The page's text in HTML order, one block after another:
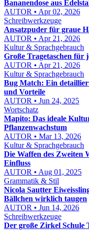
Bananendose aus
AUTOR • Apr 02, 2026
Schreibwerkzeuge
Ansatzpuder für graue
AUTOR • Apr 21, 2026
Kultur & Sprachgebrauch
Große Tragetaschen für
AUTOR • Apr 21, 2026
Kultur & Sprachgebrauch
Bug Match: Ein
und Vorteile
AUTOR • Jun 24, 2025
Wortschatz
Mapito: Das ideale
Pflanzenwachstum
AUTOR • Mar 13, 2026
Kultur & Sprachgebrauch
Die Waffen des Zweiten
Einfluss
AUTOR • Aug 01, 2025
Grammatik & Stil
Nicola Sautter
Bällchen wirklich taugen
AUTOR • Jun 14, 2026
Schreibwerkzeuge
Der große Zirkel Schule